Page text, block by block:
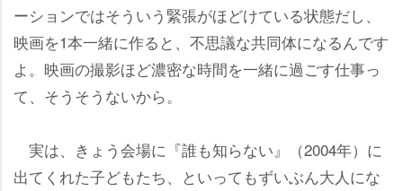
ーションではそういう緊張がほどけている状態だし、
映画を1本一緒に作ると、不思議な共同体になるんです
よ。映画の撮影ほど濃密な時間を一緒に過ごす仕事っ
て、そうそうないから。
実は、きょう会場に『誰も知らない』（2004年）に
出てくれた子どもたち、といってもずいぶん大人にな